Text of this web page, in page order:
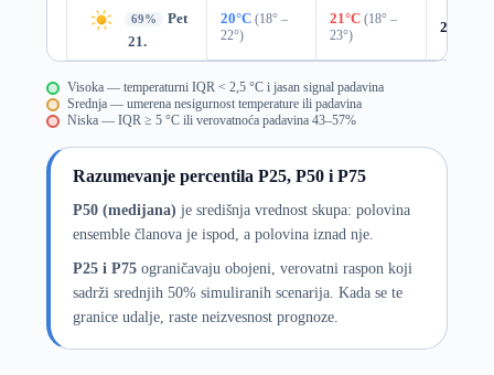
69%
Pet
21.
20°C (18° –
22°)
21°C (18° –
23°)
20%
Visoka — temperaturni IQR < 2,5 °C i jasan signal padavina
Srednja — umerena nesigurnost temperature ili padavina
Niska — IQR ≥ 5 °C ili verovatnoća padavina 43–57%
Razumevanje percentila P25, P50 i P75
P50 (medijana) je središnja vrednost skupa: polovina
ensemble članova je ispod, a polovina iznad nje.
P25 i P75ograničavaju obojeni, verovatni raspon koji
sadrži srednjih 50% simuliranih scenarija. Kada se te
granice udalje, raste neizvesnost prognoze.